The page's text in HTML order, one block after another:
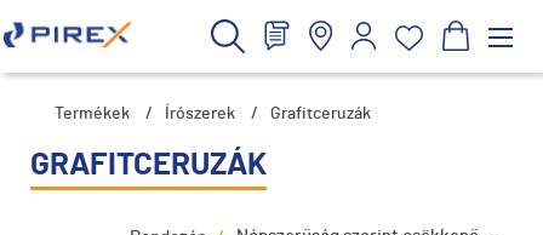
Termékek / Írószerek / Grafitceruzák
GRAFITCERUZÁK